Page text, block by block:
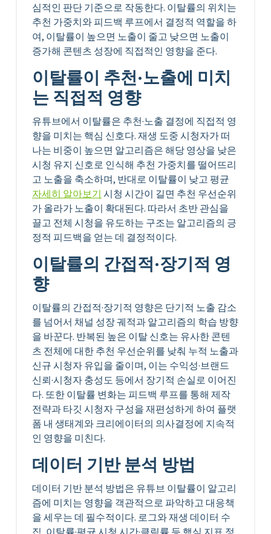
심적인 판단 기준으로 작동한다. 이탈률의 위치는
추천 가중치와 피드백 루프에서 결정적 역할을 하
여, 이탈률이 높으면 노출이 줄고 낮으면 노출이
증가해 콘텐츠 성장에 직접적인 영향을 준다.
이탈률이 추천·노출에 미치
는 직접적 영향
유튜브에서 이탈률은 추천·노출 결정에 직접적 영
향을 미치는 핵심 신호다. 재생 도중 시청자가 떠
나는 비중이 높으면 알고리즘은 해당 영상을 낮은
시청 유지 신호로 인식해 추천 가중치를 떨어뜨리
고 노출을 축소하며, 반대로 이탈률이 낮고 평균
자세히 알아보기 시청 시간이 길면 추천 우선순위
가 올라가 노출이 확대된다. 따라서 초반 관심을
끌고 전체 시청을 유도하는 구조는 알고리즘의 긍
정적 피드백을 얻는 데 결정적이다.
이탈률의 간접적·장기적 영
향
이탈률의 간접적·장기적 영향은 단기적 노출 감소
를 넘어서 채널 성장 궤적과 알고리즘의 학습 방향
을 바꾼다. 반복된 높은 이탈 신호는 유사한 콘텐
츠 전체에 대한 추천 우선순위를 낮춰 누적 노출과
신규 시청자 유입을 줄이며, 이는 수익성·브랜드
신뢰·시청자 충성도 등에서 장기적 손실로 이어진
다. 또한 이탈률 변화는 피드백 루프를 통해 제작
전략과 타깃 시청자 구성을 재편성하게 하여 플랫
폼 내 생태계와 크리에이터의 의사결정에 지속적
인 영향을 미친다.
데이터 기반 분석 방법
데이터 기반 분석 방법은 유튜브 이탈률이 알고리
즘에 미치는 영향을 객관적으로 파악하고 대응책
을 세우는 데 필수적이다. 로그와 재생 데이터 수